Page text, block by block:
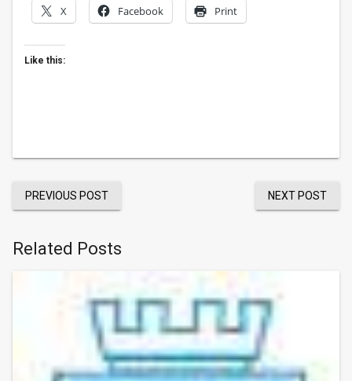
X Facebook Print
Like this:
PREVIOUS POST NEXT POST
Related Posts